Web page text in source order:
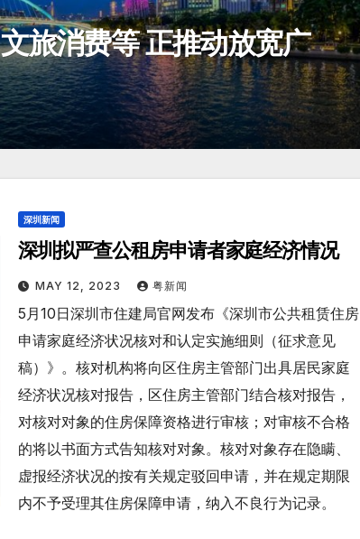
深两地机场将实现20分
深圳新闻
深圳拟严查公租房申请者家庭经济情况
MAY 12, 2023 粤新闻
5月10日深圳市住建局官网发布《深圳市公共租赁住房
申请家庭经济状况核对和认定实施细则（征求意见
稿）》。核对机构将向区住房主管部门出具居民家庭
经济状况核对报告，区住房主管部门结合核对报告，
对核对对象的住房保障资格进行审核；对审核不合格
的将以书面方式告知核对对象。核对对象存在隐瞒、
虚报经济状况的按有关规定驳回申请，并在规定期限
内不予受理其住房保障申请，纳入不良行为记录。